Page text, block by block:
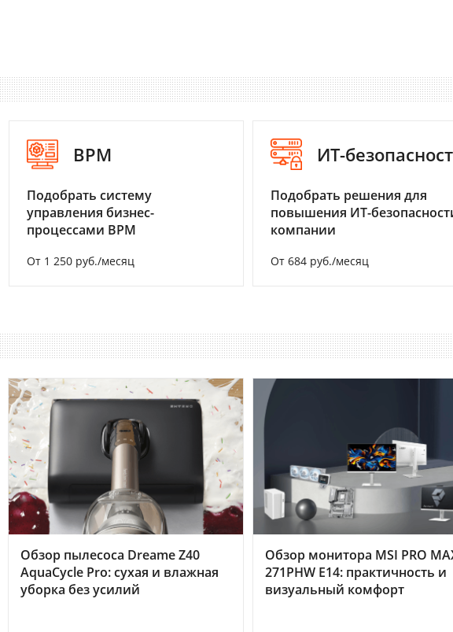
BPM
Подобрать систему
управления бизнес-
процессами BPM
От 1 250 руб./месяц
ИТ-
Подобрать решения для
повышения ИТ-
компании
От 684 руб./месяц
Обзор пылесоса Dreame Z40
AquaCycle Pro: сухая и влажная
уборка без усилий
Обзор монитора MSI PRO
271PHW E14: практичность и
визуальный комфорт